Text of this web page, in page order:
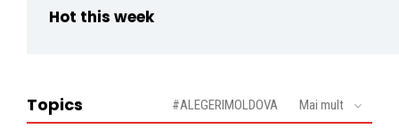
Hot this week
Topics #ALEGERIMOLDOVA Mai mult